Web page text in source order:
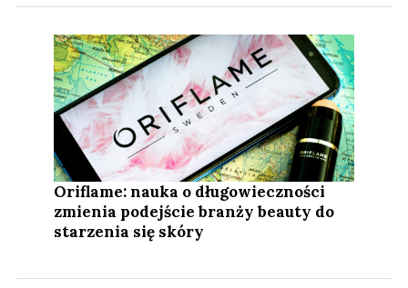
Oriflame: nauka o długowieczności
zmienia podejście branży beauty do
starzenia się skóry